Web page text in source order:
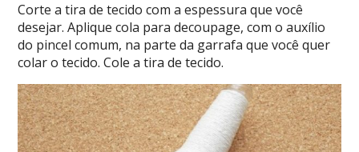
Corte a tira de tecido com a espessura que você
desejar. Aplique cola para decoupage, com o auxílio
do pincel comum, na parte da garrafa que você quer
colar o tecido. Cole a tira de tecido.